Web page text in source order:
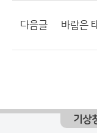
다음글 바람은
기상